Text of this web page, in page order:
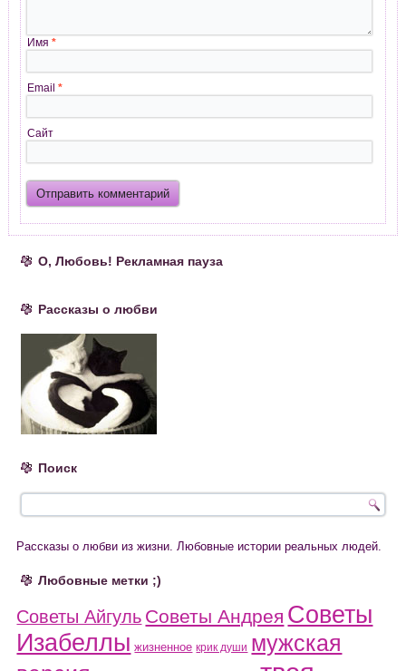
Имя*
Email*
Сайт
О, Любовь! Рекламная пауза
Рассказы о любви
Поиск
Рассказы о любви из жизни. Любовные истории реальных людей.
Любовные метки ;)
Советы Айгуль Советы Андрея Советы
Изабеллы жизненное крик души мужская